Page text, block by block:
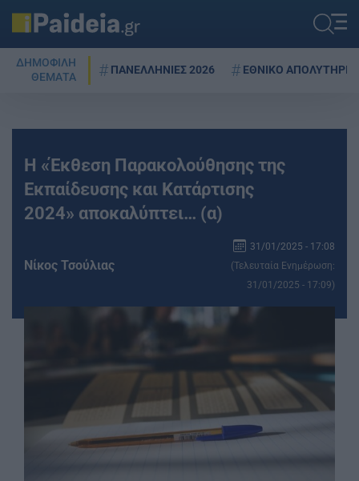
ΔΗΜΟΦΙΛΗ
ΘΕΜΑΤΑ
ΠΑΝΕΛΛΗΝΙΕΣ 2026 ΕΘΝΙΚΟ ΑΠΟΛΥΤΗΡΙΟ
Η «Έκθεση Παρακολούθησης της
Εκπαίδευσης και Κατάρτισης
2024» αποκαλύπτει… (α)
Νίκος Τσούλιας
31/01/2025 - 17:08
(Τελευταία Ενημέρωση:
31/01/2025 - 17:09)